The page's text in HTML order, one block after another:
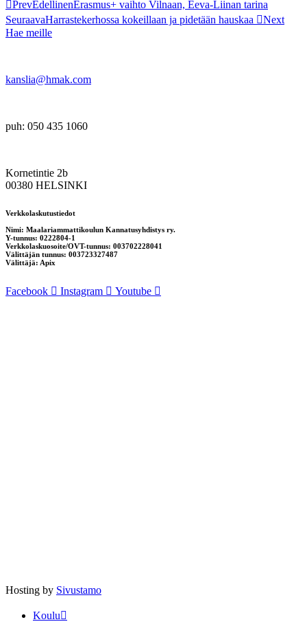
PrevEdellinenErasmus+ vaihto Vilnaan, Eeva-Liinan tarina
SeuraavaHarrastekerhossa kokeillaan ja pidetään hauskaa ​
Next
Hae meille
kanslia@hmak.com
puh: 050 435 1060
Kornetintie 2b
00380 HELSINKI
Verkkolaskutustiedot
Nimi: Maalariammattikoulun Kannatusyhdistys ry.
Y-tunnus: 0222804-1
Verkkolaskuosoite/OVT-tunnus: 003702228041
Välittäjän tunnus: 003723327487
Välittäjä: Apix
Facebook Instagram Youtube
Hosting by Sivustamo
Koulu